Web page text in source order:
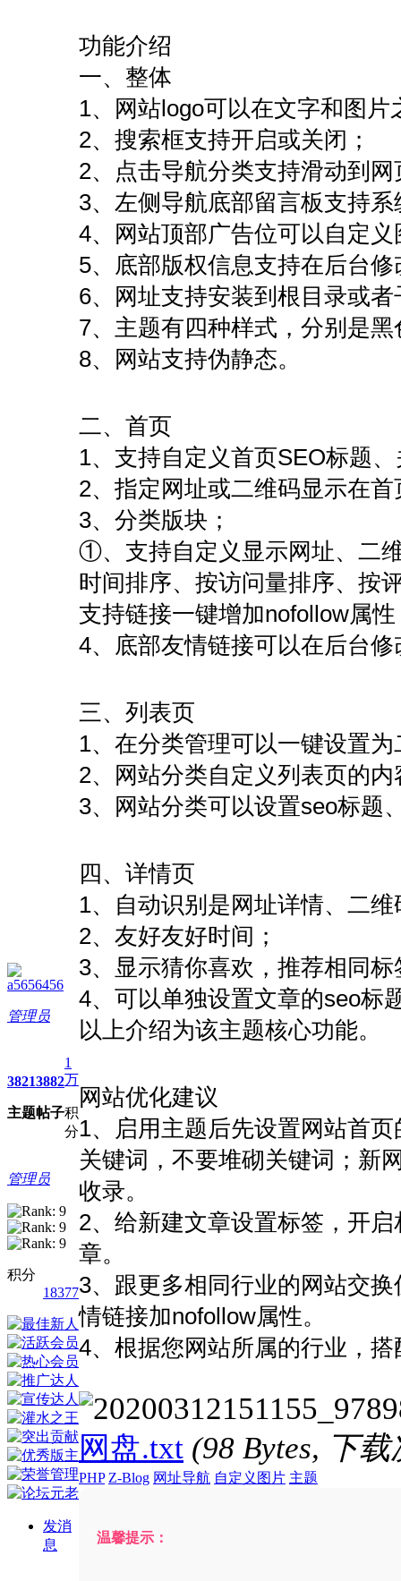
a5656456
管理员
3821
主题
3882
帖子
1
万
积
分
管理员
积分
18377
发消
息
功能介绍
一、整体
1、网站logo可以在文字和图片
2、搜索框支持开启或关闭；
2、点击导航分类支持滑动到
3、左侧导航底部留言板支持
4、网站顶部广告位可以自定
5、底部版权信息支持在后台修
6、网址支持安装到根目录或者
7、主题有四种样式，分别是
8、网站支持伪静态。
二、首页
1、支持自定义首页SEO标题
2、指定网址或二维码显示在
3、分类版块；
①、支持自定义显示网址、二
时间排序、按访问量排序、
支持链接一键增加nofollow属性
4、底部友情链接可以在后台
三、列表页
1、在分类管理可以一键设置
2、网站分类自定义列表页的内
3、网站分类可以设置seo标题
四、详情页
1、自动识别是网址详情、二
2、友好友好时间；
3、显示猜你喜欢，推荐相同
4、可以单独设置文章的seo标
以上介绍为该主题核心功能。
网站优化建议
1、启用主题后先设置网站首
关键词，不要堆砌关键词；新
收录。
2、给新建文章设置标签，开
章。
3、跟更多相同行业的网站交
情链接加nofollow属性。
4、根据您网站所属的行业，
网盘.txt (98 Bytes, 下
PHP Z-Blog 网址导航 自定义图片 主题
温馨提示：